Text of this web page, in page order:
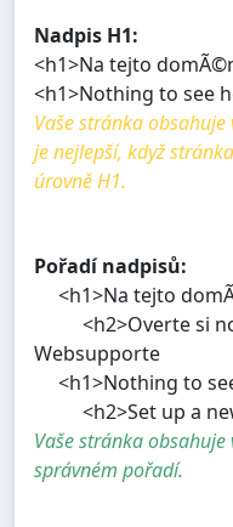
Nadpis H1:
<h1>Na tejto
<h1>Nothing to see
Vaše stránka obsahuje
je nejlepší, když
úrovně H1.
Pořadí nadpisů:
<h1>Na tejto
<h2>Overte si
Websupporte
<h1>Nothing to
<h2>Set up a
Vaše stránka
správném pořadí.